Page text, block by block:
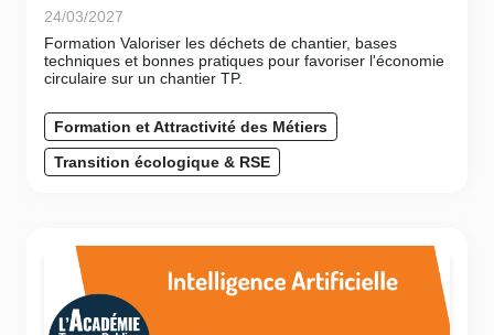
24/03/2027
Formation Valoriser les déchets de chantier, bases
techniques et bonnes pratiques pour favoriser l'économie
circulaire sur un chantier TP.
Formation et Attractivité des Métiers
Transition écologique & RSE